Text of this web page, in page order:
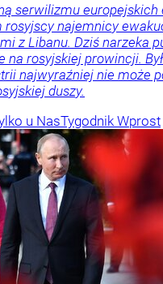
serwilizmu
rosyjscy najemnicy
z Libanu. Dziś narzeka
na rosyjskiej prowincji.
najwyraźniej nie może
duszy.
u NasTygodnik Wprost